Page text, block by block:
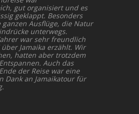
gut organisiert und es
geklappt. Besonders
Ausflüge, die Natur
unterwegs.
war sehr freundlich
Jamaika erzählt. Wir
hatten aber trotzdem
Auch das
der Reise war eine
Dank an Jamaikatour für